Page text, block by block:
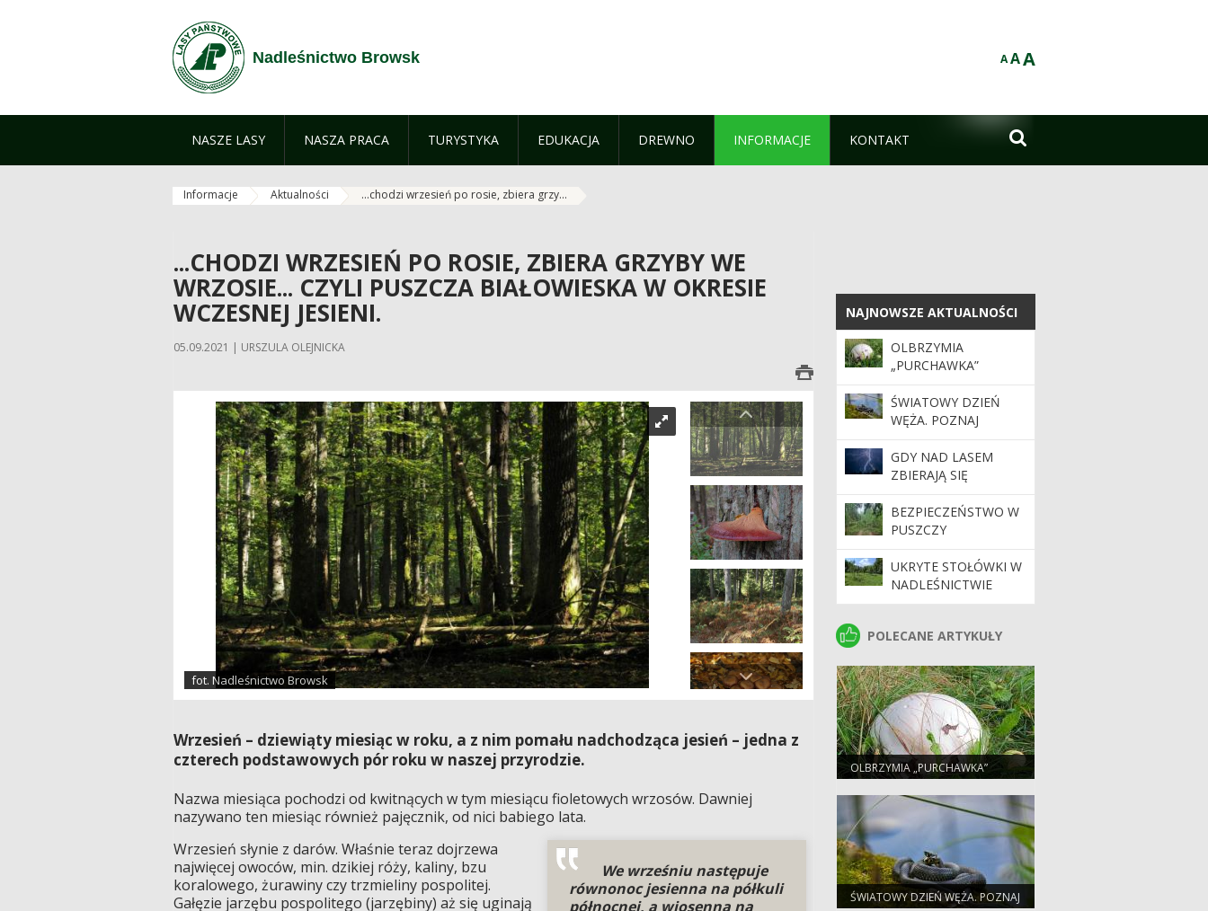
Nadleśnictwo Browsk AAA
NASZE LASY NASZA PRACA TURYSTYKA EDUKACJA DREWNO INFORMACJE KONTAKT 
Informacje Aktualności ...chodzi wrzesień po rosie, zbiera grzy...
...CHODZI WRZESIEŃ PO ROSIE, ZBIERA GRZYBY WE
WRZOSIE... CZYLI PUSZCZA BIAŁOWIESKA W OKRESIE
WCZESNEJ JESIENI.
05.09.2021 | URSZULA OLEJNICKA
fot. Nadleśnictwo Browsk
Wrzesień – dziewiąty miesiąc w roku, a z nim pomału nadchodząca jesień – jedna z
czterech podstawowych pór roku w naszej przyrodzie.
Nazwa miesiąca pochodzi od kwitnących w tym miesiącu fioletowych wrzosów. Dawniej
nazywano ten miesiąc również pajęcznik, od nici babiego lata.
We wrześniu następuje
równonoc jesienna na półkuli
północnej, a wiosenna na
Wrzesień słynie z darów. Właśnie teraz dojrzewa
najwięcej owoców, min. dzikiej róży, kaliny, bzu
koralowego, żurawiny czy trzmieliny pospolitej.
Gałęzie jarzębu pospolitego (jarzębiny) aż się uginają
NAJNOWSZE AKTUALNOŚCI
NAJNOWSZE AKTUALNOŚCI
OLBRZYMIA
„PURCHAWKA”
ŚWIATOWY DZIEŃ
WĘŻA. POZNAJ
NASZYCH
PEŁZAJĄCYCH
SĄSIADÓW
GDY NAD LASEM
ZBIERAJĄ SIĘ
CHMURY. PORADNIK
BEZPIECZNEGO
TURYSTY
BEZPIECZEŃSTWO W
PUSZCZY
BIAŁOWIESKIEJ. APEL
NADLEŚNICTWA DO
TURYSTÓW
UKRYTE STOŁÓWKI W
NADLEŚNICTWIE
BROWSK. SKĄD SIĘ
POŚRODKU LASU?
POLECANE ARTYKUŁY
POLECANE ARTYKUŁY
OLBRZYMIA „PURCHAWKA”
ŚWIATOWY DZIEŃ WĘŻA. POZNAJ